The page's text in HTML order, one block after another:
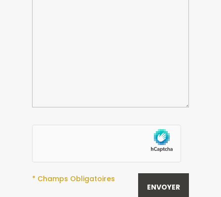
* Champs Obligatoires